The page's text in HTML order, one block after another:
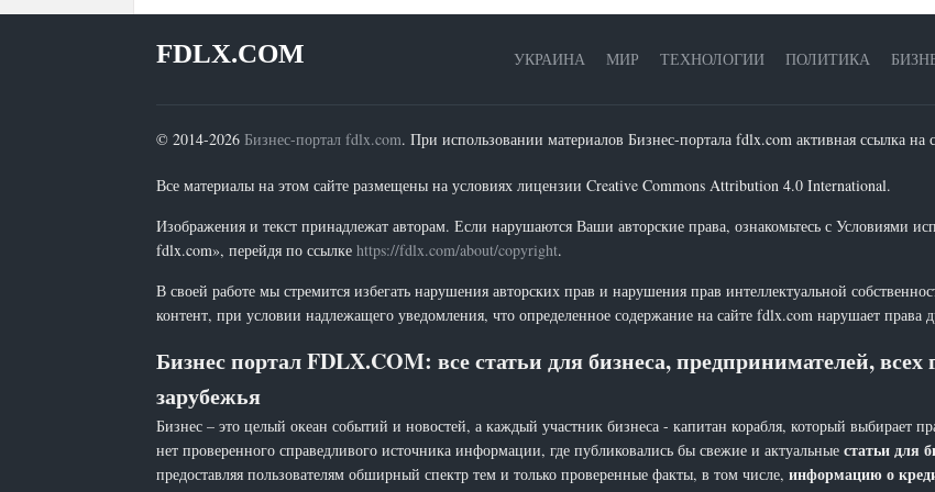
УКРАИНА МИР ТЕХНОЛОГИИ ПОЛИТИКА
FDLX.COM
© 2014-2026 Бизнес-портал fdlx.com. При использовании материалов Бизнес-портала fdlx.com активная ссылка на
Все материалы на этом сайте размещены на условиях лицензии Creative Commons Attribution 4.0 International.
Изображения и текст принадлежат авторам. Если нарушаются Ваши авторские права, ознакомьтесь с Условиями
fdlx.com», перейдя по ссылке https://fdlx.com/about/copyright.
В своей работе мы стремится избегать нарушения авторских прав и нарушения прав интеллектуальной
контент, при условии надлежащего уведомления, что определенное содержание на сайте fdlx.com нарушает права
Бизнес портал FDLX.COM: все статьи для бизнеса, предпринимателей,
зарубежья
Бизнес – это целый океан событий и новостей, а каждый участник бизнеса - капитан корабля, который выбирает
нет проверенного справедливого источника информации, где публиковались бы свежие и актуальные статьи для
предоставляя пользователям обширный спектр тем и только проверенные факты, в том числе, информацию о